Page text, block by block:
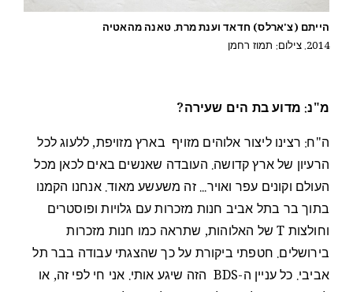
הייתם (צ'ארלס) חדאד וענת מרת. טאנה מהאטיה
2014. צילום: תמוז רחמן
מ"נ: מדוע בת הים שעירה?
ה"ח: רצינו ליצור אלוהים מזויף בארץ מזויפת, ללעוג לכל
הרעיון של ארץ קדושה. העובדה שאנשים באים לכאן מכל
העולם וקונים עפר ואויר... זה משעשע מאוד. אנחנו הקמנו
בתוך בר בתל אביב חנות מזכרות עם גלויות ופוסטרים
וחולצות T של האלוהות, שתראה כמו חנות מזכרות
בירושלים. חטפתי ביקורת על כך שהצגתי עבודה בבר תל
אביבי. כל עניין ה-BDS הזה שיגע אותי. אני חי לפי זה, או